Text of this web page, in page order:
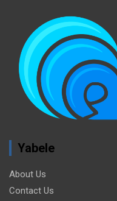
Yabele
About Us
Contact Us